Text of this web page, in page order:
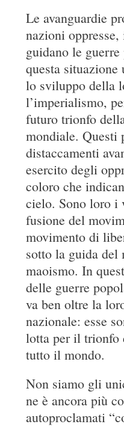
Le avanguardie
nazioni
guidano le
questa
lo sviluppo della
l’imperialismo,
futuro trionfo
mondiale.
distaccamenti
esercito degli
coloro che
cielo. Sono loro i
fusione del
movimento di
sotto la guida
maoismo. In
delle guerre
va ben oltre la
nazionale: esse
lotta per il trionfo
tutto il mondo.
Non siamo gli
ne è ancora più
autoproclamati